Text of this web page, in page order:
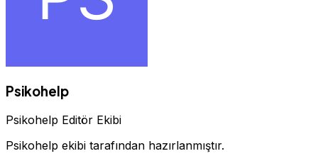
Psikohelp
Psikohelp Editör Ekibi
Psikohelp ekibi tarafından hazırlanmıştır.